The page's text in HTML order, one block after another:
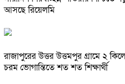
আসছে রিয়েলমি
রাজাপুরের উত্তর উত্তমপুর গ্রামে ২
চরম ভোগান্তিতে শত শত শিক্ষার্থী